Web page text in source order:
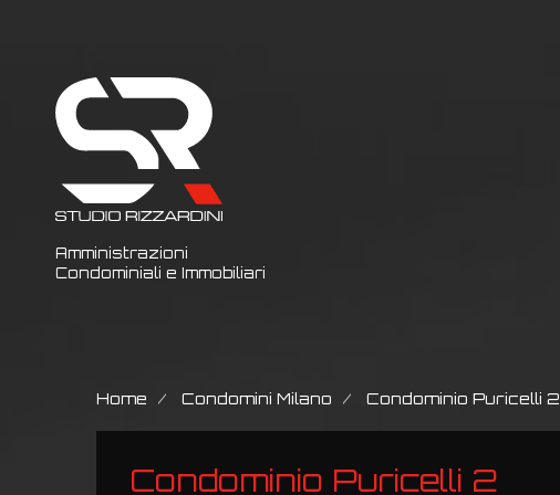
Amministrazioni
Condominiali e Immobiliari
Home Condomini Milano Condominio Puricelli 2
Condominio Puricelli 2